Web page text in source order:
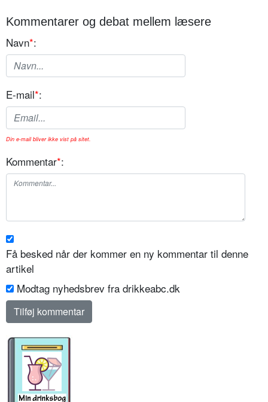
Kommentarer og debat mellem læsere
Navn*:
E-mail*:
Din e-mail bliver ikke vist på sitet.
Kommentar*:
Få besked når der kommer en ny kommentar til denne
artikel
Modtag nyhedsbrev fra drikkeabc.dk